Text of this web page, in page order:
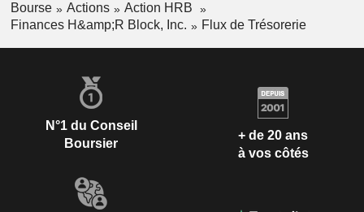
Bourse Actions
Action HRB
Finances H&amp;R Block, Inc.
Flux de Trésorerie
N°1 du Conseil
Boursier
+ de 20 ans
à vos côtés